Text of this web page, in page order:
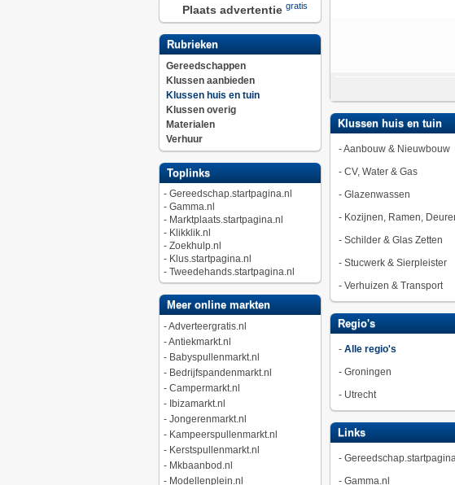
Plaats advertentie gratis
Rubrieken
Gereedschappen
Klussen aanbieden
Klussen huis en tuin
Klussen overig
Materialen
Verhuur
Toplinks
- Gereedschap.startpagina.nl
- Gamma.nl
- Marktplaats.startpagina.nl
- Klikklik.nl
- Zoekhulp.nl
- Klus.startpagina.nl
- Tweedehands.startpagina.nl
Meer online markten
-Adverteergratis.nl
-Antiekmarkt.nl
- Babyspullenmarkt.nl
- Bedrijfspandenmarkt.nl
- Campermarkt.nl
- Ibizamarkt.nl
- Jongerenmarkt.nl
- Kampeerspullenmarkt.nl
- Kerstspullenmarkt.nl
- Mkbaanbod.nl
- Modellenplein.nl
Klussen huis en tuin
-Aanbouw & Nieuwbouw
- CV, Water & Gas
- Glazenwassen
- Kozijnen, Ramen,
- Schilder & Glas Zetten
- Stucwerk & Sierpleister
- Verhuizen & Transport
Regio's
- Alle regio's
- Groningen
- Utrecht
Links
-
- Gamma.nl